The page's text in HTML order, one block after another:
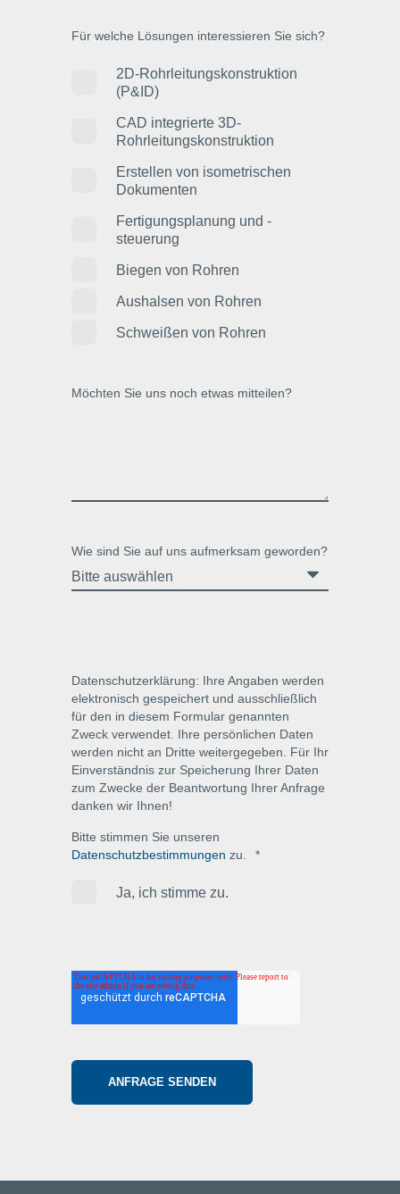
Für welche Lösungen interessieren Sie sich?
2D-Rohrleitungskonstruktion
(P&ID)
CAD integrierte 3D-
Rohrleitungskonstruktion
Erstellen von isometrischen
Dokumenten
Fertigungsplanung und -
steuerung
Biegen von Rohren
Aushalsen von Rohren
Schweißen von Rohren
Möchten Sie uns noch etwas mitteilen?
Wie sind Sie auf uns aufmerksam geworden?
Datenschutzerklärung: Ihre Angaben werden
elektronisch gespeichert und ausschließlich
für den in diesem Formular genannten
Zweck verwendet. Ihre persönlichen Daten
werden nicht an Dritte weitergegeben.
Für Ihr
Einverständnis zur Speicherung Ihrer Daten
zum Zwecke der Beantwortung Ihrer Anfrage
danken wir Ihnen!
Bitte stimmen Sie unseren
Datenschutzbestimmungen zu. *
Ja, ich stimme zu.